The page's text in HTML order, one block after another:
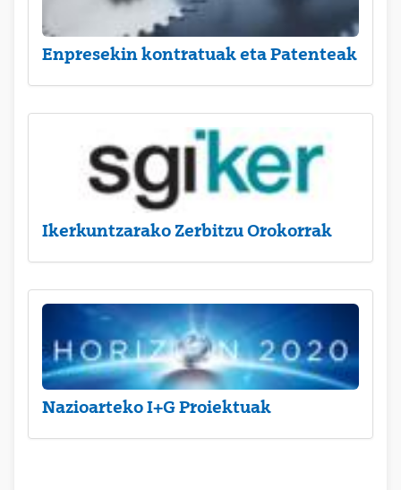
Enpresekin kontratuak eta Patenteak
Ikerkuntzarako Zerbitzu Orokorrak
Nazioarteko I+G Proiektuak